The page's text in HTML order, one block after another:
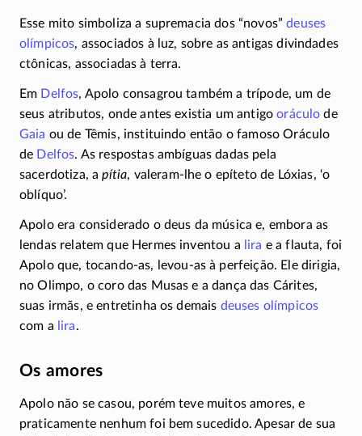
Esse mito simboliza a supremacia dos “novos”deuses
olímpicos, associados à luz, sobre as antigas divindades
ctônicas, associadas à terra.
Em Delfos, Apolo consagrou também a trípode, um de
seus atributos, onde antes existia um antigooráculo de
Gaia ou de Têmis, instituindo então o famoso Oráculo
de Delfos. As respostas ambíguas dadas pela
sacerdotiza, apítia, valeram-lhe o epíteto de Lóxias, ‘o
oblíquo’.
Apolo era considerado o deus da música e, embora as
lendas relatem que Hermes inventou a
lira e a flauta, foi
Apolo que, tocando-as, levou-asà perfeição. Ele dirigia,
no Olimpo, o coro das Musas e a dança das Cárites,
suas irmãs, e entretinha os demais deuses olímpicos
com a
lira.
Os amores
Apolo não se casou, porém teve muitos amores, e
praticamente nenhum foi bem sucedido. Apesar de sua